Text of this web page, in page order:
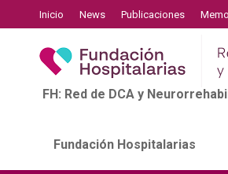
Inicio News Publicaciones
FH: Red de DCA y
Fundación Hospitalarias